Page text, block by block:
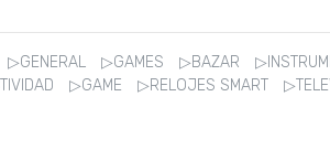
▷GENERAL ▷GAMES ▷BAZAR
▷GAME ▷RELOJES SMART